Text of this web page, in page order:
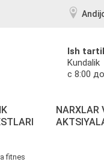
Ish
Kundalik
с 8:00
NARXLAR
fitnes